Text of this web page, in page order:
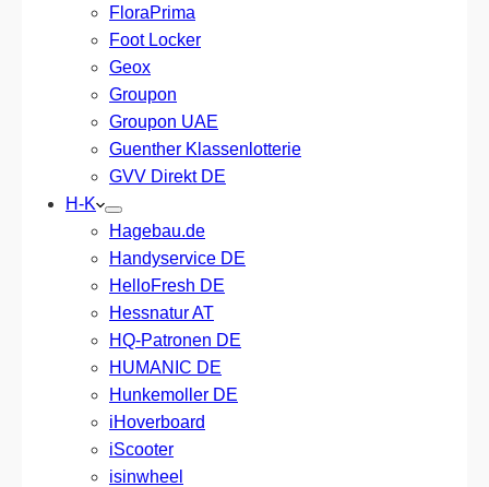
FloraPrima
Foot Locker
Geox
Groupon
Groupon UAE
Guenther Klassenlotterie
GVV Direkt DE
H-K
Hagebau.de
Handyservice DE
HelloFresh DE
Hessnatur AT
HQ-Patronen DE
HUMANIC DE
Hunkemoller DE
iHoverboard
iScooter
isinwheel